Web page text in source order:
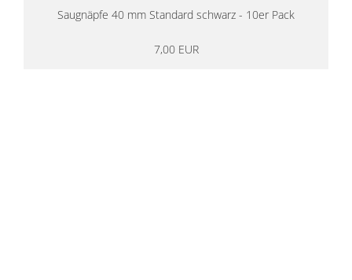
Saugnäpfe 40 mm Standard schwarz - 10er Pack
7,00 EUR